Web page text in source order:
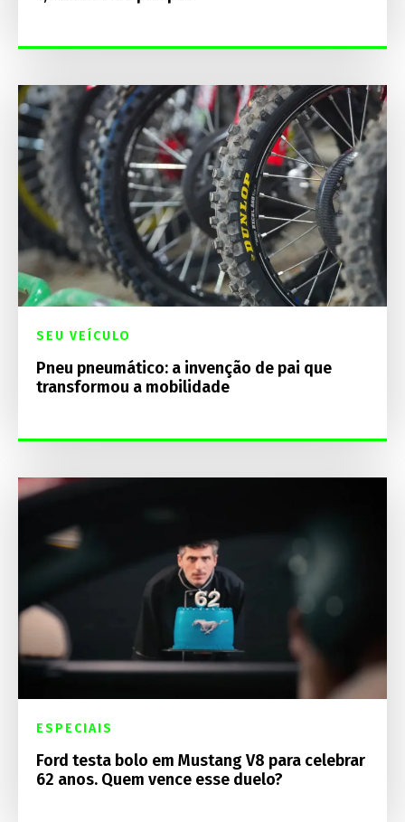
SEU VEÍCULO
Pneu pneumático: a invenção de pai que
transformou a mobilidade
ESPECIAIS
Ford testa bolo em Mustang V8 para celebrar
62 anos. Quem vence esse duelo?